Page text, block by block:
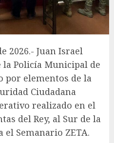
2026.- Juan Israel
la Policía Municipal de
por elementos de la
Ciudadana
realizado en el
del Rey, al Sur de la
Semanario ZETA.